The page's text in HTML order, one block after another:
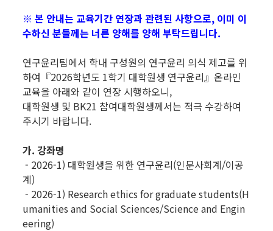
※ 본 안내는 교육기간 연장과 관련된 사항으로, 이미 이
수하신 분들께는 너른 양해를 양해 부탁드립니다.
연구윤리팀에서 학내 구성원의 연구윤리 의식 제고를 위
하여『2026학년도 1학기 대학원생 연구윤리』온라인
교육을 아래와 같이 연장 시행하오니,
대학원생 및 BK21 참여대학원생께서는 적극 수강하여
주시기 바랍니다.
가. 강좌명
- 2026-1) 대학원생을 위한 연구윤리(인문사회계/이공
계)
- 2026-1) Research ethics for graduate students(H
umanities and Social Sciences/Science and Engin
eering)